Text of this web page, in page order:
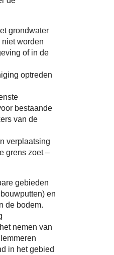
grondwater
worden
of in de
optreden
bestaande
van de
verplaatsing
grens zoet –
gebieden
en
de bodem.
nemen van
in het gebied